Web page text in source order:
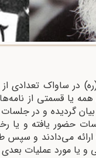
در ساواک تعدادی از
یا قسمتی از
گردیده و در
حضور یافته و یا
می‌دادند و سپس
و یا مورد عملیات